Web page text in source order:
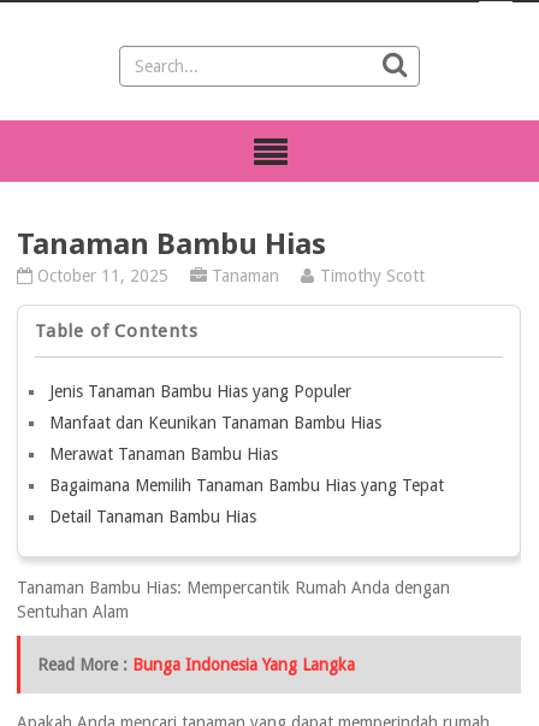
Tanaman Bambu Hias
October 11, 2025 Tanaman Timothy Scott
Table of Contents
Jenis Tanaman Bambu Hias yang Populer
Manfaat dan Keunikan Tanaman Bambu Hias
Merawat Tanaman Bambu Hias
Bagaimana Memilih Tanaman Bambu Hias yang Tepat
Detail Tanaman Bambu Hias
Tanaman Bambu Hias: Mempercantik Rumah Anda dengan
Sentuhan Alam
Read More : Bunga Indonesia Yang Langka